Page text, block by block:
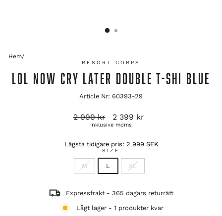
Hem/
RESORT CORPS
LOL NOW CRY LATER DOUBLE T-SHI BLUE
Article Nr: 60393-29
Ordinarie
2 999 kr Reapris
2 399 kr
Inklusive moms
Lägsta tidigare pris: 2 999 SEK
SIZE
M L XL
Expressfrakt - 365 dagars returrätt
Lågt lager - 1 produkter kvar